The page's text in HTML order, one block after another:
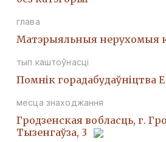
глава
Матэрыяльныя нерухомыя
тып каштоўнасці
Помнiк горадабудаўнiцтва Е
месца знаходжання
Гродзенская вобласць, г.
Тызенгаўза, 3